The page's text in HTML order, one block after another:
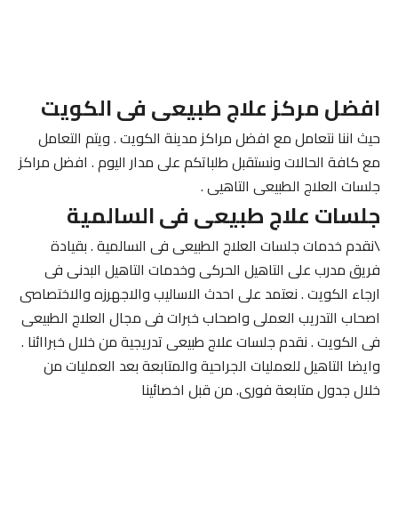
افضل مركز علاج طبيعى فى الكويت
حيث اننا نتعامل مع افضل مراكز مدينة الكويت . ويتم التعامل
مع كافة الحالات ونستقبل طلباتكم على مدار اليوم . افضل مراكز
جلسات العلاج الطبيعى التاهيى .
جلسات علاج طبيعى فى السالمية
\نقدم خدمات جلسات العلاج الطبيعى فى السالمية . بقيادة
فريق مدرب على التاهيل الحركى وخدمات التاهيل البدنى فى
ارجاء الكويت . نعتمد على احدث الاساليب والاجهرزه والاختصاصى
اصحاب التدريب العملى واصحاب خبرات فى مجال العلاج الطبيعى
فى الكويت . نقدم جلسات علاج طبيعى تدريجية من خلال خبراائنا .
وايضا التاهيل للعمليات الجراحية والمتابعة بعد العمليات من
خلال جدول متابعة فورى. من قبل اخصائينا